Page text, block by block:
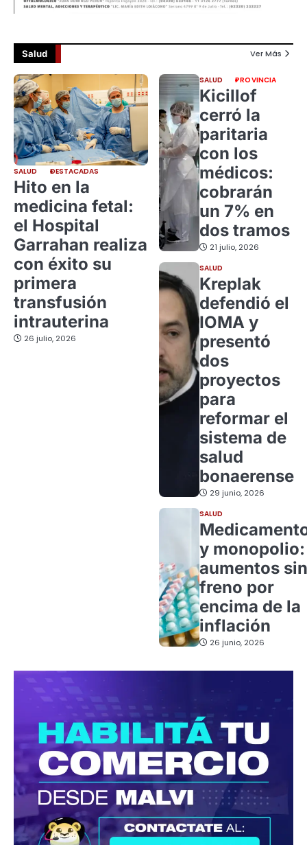
Salud Ver Más
SALUD DESTACADAS
Hito en la
medicina fetal:
el Hospital
Garrahan realiza
con éxito su
primera
transfusión
intrauterina
26 julio, 2026
SALUD PROVINCIA
Kicillof
cerró la
paritaria
con los
médicos:
cobrarán
un 7% en
dos tramos
21 julio, 2026
SALUD
Kreplak
defendió el
IOMA y
presentó
dos
proyectos
para
reformar el
sistema de
salud
bonaerense
29 junio, 2026
SALUD
y monopolio:
aumentos sin
freno por
encima de la
inflación
26 junio, 2026